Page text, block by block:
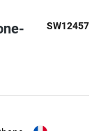
SW12457